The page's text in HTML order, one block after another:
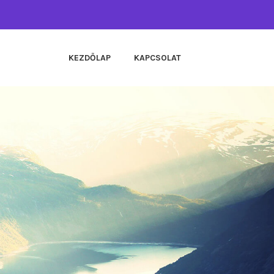
KEZDŐLAP KAPCSOLAT